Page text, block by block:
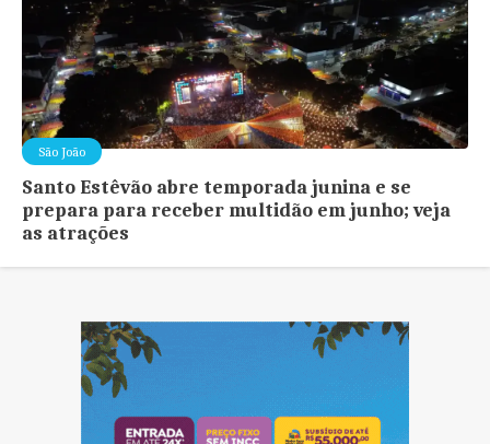
São João
Santo Estêvão abre temporada junina e se
prepara para receber multidão em junho; veja
as atrações